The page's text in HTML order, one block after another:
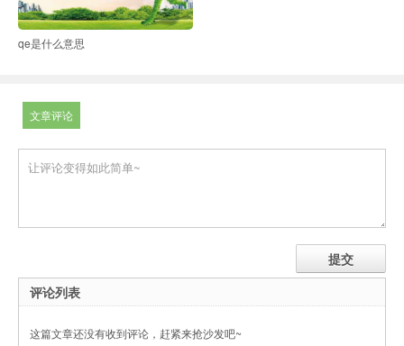
qe是什么意思
文章评论
评论列表
这篇文章还没有收到评论，赶紧来抢沙发吧~